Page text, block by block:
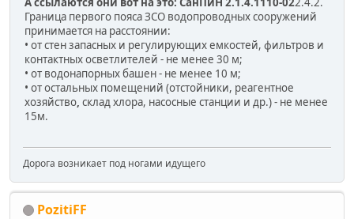
Граница первого пояса ЗСО водопроводных сооружений
принимается на расстоянии:
• от стен запасных и регулирующих емкостей, фильтров и
контактных осветлителей - не менее 30 м;
• от водонапорных башен - не менее 10 м;
• от остальных помещений (отстойники, реагентное
хозяйство, склад хлора, насосные станции и др.) - не менее
15м.
Дорога возникает под ногами идущего
PozitiFF